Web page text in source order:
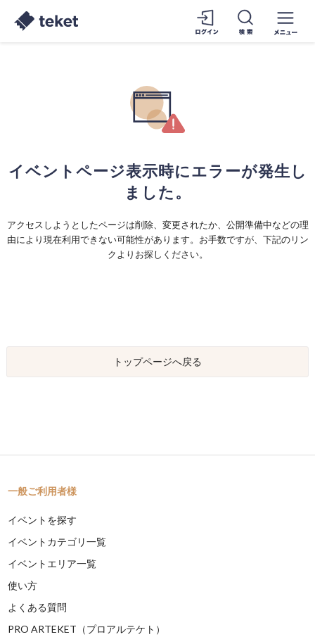
イベントページ表示時にエラーが発生し
ました。
アクセスしようとしたページは削除、変更されたか、公開準備中などの理
由により現在利用できない可能性があります。お手数ですが、下記のリン
クよりお探しください。
トップページへ戻る
一般ご利用者様
イベントを探す
イベントカテゴリ一覧
イベントエリア一覧
使い方
よくある質問
PRO ARTEKET（プロアルテケト）